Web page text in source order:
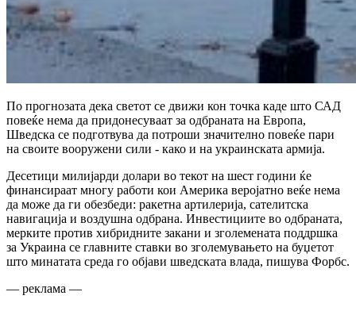
По прогнозата дека светот се движи кон точка каде што САД
повеќе нема да придонесуваат за одбраната на Европа,
Шведска се подготвува да потроши значително повеќе пари
на своите вооружени сили - како и на украинската армија.
Десетици милијарди долари во текот на шест години ќе
финансираат многу работи кои Америка веројатно веќе нема
да може да ги обезбеди: ракетна артилерија, сателитска
навигација и воздушна одбрана. Инвестициите во одбраната,
мерките против хибридните закани и зголемената поддршка
за Украина се главните ставки во зголемувањето на буџетот
што минатата среда го објави шведската влада, пишува Форбс.
— реклама —